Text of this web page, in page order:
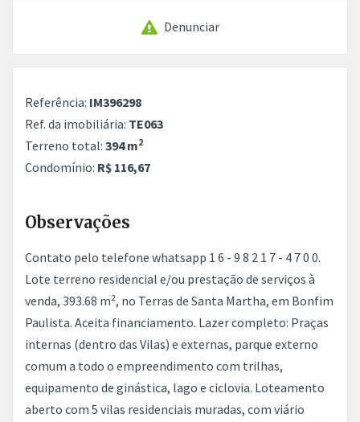
Denunciar
Referência: IM396298
Ref. da imobiliária: TE063
Terreno total: 394 m2
Condomínio: R$ 116,67
Observações
Contato pelo telefone whatsapp 1 6 - 9 8 2 1 7 - 4 7 0 0.
Lote terreno residencial e/ou prestação de serviços à
venda, 393.68 m², no Terras de Santa Martha, em Bonfim
Paulista. Aceita financiamento. Lazer completo: Praças
internas (dentro das Vilas) e externas, parque externo
comum a todo o empreendimento com trilhas,
equipamento de ginástica, lago e ciclovia. Loteamento
aberto com 5 vilas residenciais muradas, com viário